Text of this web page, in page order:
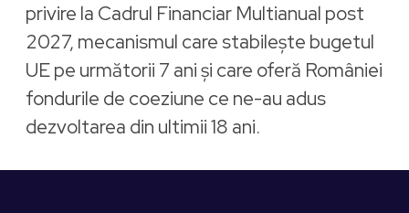
privire la Cadrul Financiar Multianual post
2027, mecanismul care stabilește bugetul
UE pe următorii 7 ani și care oferă României
fondurile de coeziune ce ne-au adus
dezvoltarea din ultimii 18 ani.